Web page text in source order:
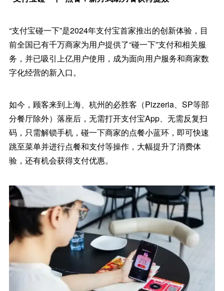
“支付宝碰一下”是2024年支付宝首家推出的创新体验，目
前全国已有千万商家为用户提供了“碰一下”支付和相关服
务，并已吸引上亿用户使用，成为面向用户服务和商家数
字化经营的新入口。
如今，顾客来到上海、杭州的必胜客（Pizzeria、SP等部
分餐厅除外）落座后，无需打开支付宝App、无需反复扫
码，只需解锁手机，碰一下商家的点餐小蓝环，即可快速
跳至菜单并进行点餐和支付等操作，大幅提升了消费体
验，还有机会获得支付优惠。